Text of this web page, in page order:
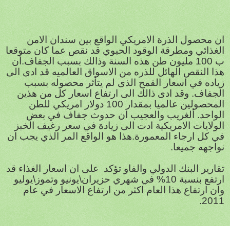
ان محصول الذرة الامريكي الواقع بين سندان الامن
الغذائي ومطرقة الوقود الحيوي قد نقص عما كان متوقعا
ب 100 مليون طن هذه السنة وذالك بسبب الجفاف.أن
هذا النقص الهائل للذره من الاسواق العالميه قد ادى الى
زياده في اسعار القمح الذى لم يتأثر محصوله بسبب
الجفاف. وقد ادى ذالك الى ارتفاع اسعار كل من هذين
المحصولين عالميا بمقدار 100 دولار امريكي للطن
الواحد. ألغريب والعجيب ان حدوث جفاف في بعض
الولايات الامريكية ادت الى زيادة في سعر رغيف الخبز
في كل ارجاء المعمورة.هذا هو الواقع المر الذي يجب ان
نواجهه جميعا.
تقارير البنك الدولي والفاو تؤكد على ان اسعار الغذاء قد
ارتفع بنسبة 10% في شهري حزيران\يونيو وتموز\يوليو
وان ارتفاع هذا العام اكثر من ارتفاع الاسعار في عام
2011.